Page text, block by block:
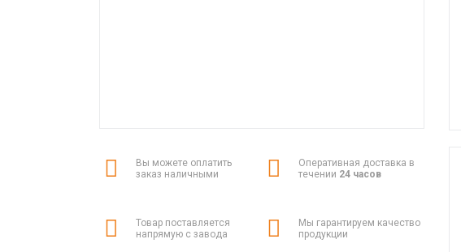
Вы можете оплатить
заказ наличными
Оперативная доставка в
течении 24 часов
Товар поставляется
напрямую с завода
Мы гарантируем качество
продукции